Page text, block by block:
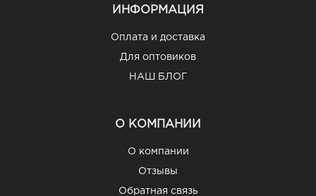
ИНФОРМАЦИЯ
Оплата и доставка
Для оптовиков
НАШ БЛОГ
О КОМПАНИИ
О компании
Отзывы
Обратная связь